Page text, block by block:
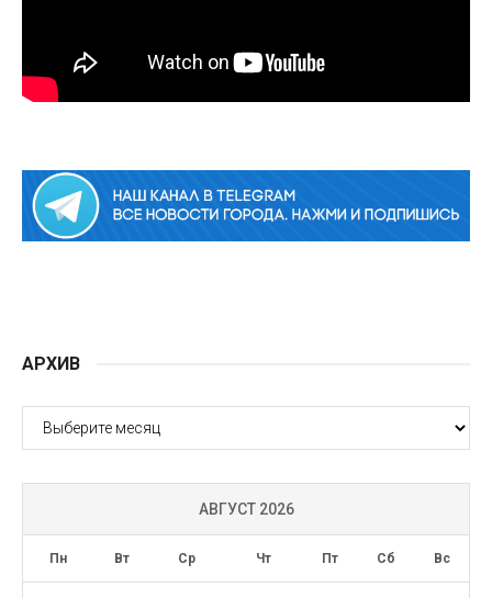
АРХИВ
АРХИВ
АВГУСТ 2026
Пн Вт Ср Чт Пт Сб Вс